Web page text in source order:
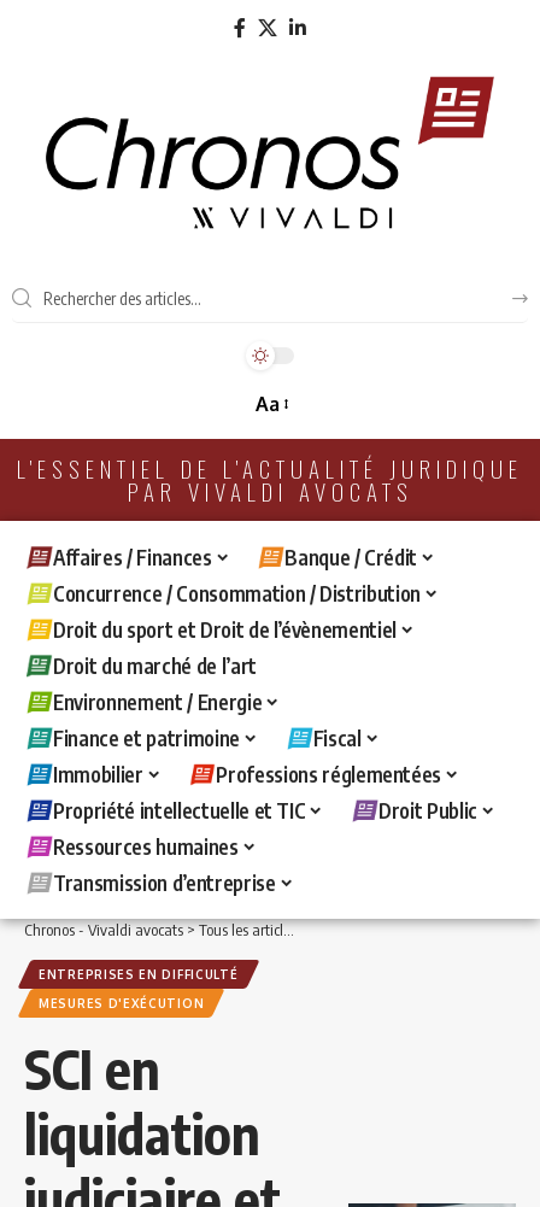
Aa
L'ESSENTIEL DE L'ACTUALITÉ JURIDIQUE
PAR VIVALDI AVOCATS
Affaires / Finances
Banque / Crédit
Concurrence / Consommation / Distribution
Droit du sport et Droit de l’évènementiel
Droit du marché de l’art
Environnement / Energie
Finance et patrimoine
Fiscal
Immobilier
Professions réglementées
Propriété intellectuelle et TIC
Droit Public
Ressources humaines
Transmission d’entreprise
Chronos - Vivaldi avocats>Tous les articles >Affaires / Finances>Entreprises en
ENTREPRISES EN DIFFICULTÉ
MESURES D'EXÉCUTION
SCI en
liquidation